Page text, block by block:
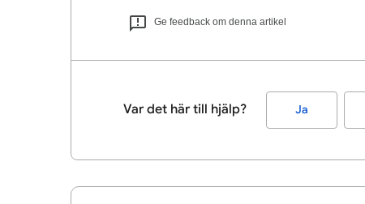
Ge feedback om denna artikel
Var det här till hjälp? Ja